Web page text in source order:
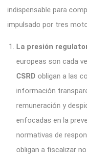
indispensable para
impulsado por tres
La presión
europeas son cada
CSRD obligan a las
información
remuneración y
enfocadas en la
normativas de
obligan a fiscalizar